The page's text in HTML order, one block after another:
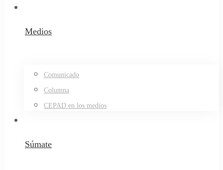
Medios
Comunicado
Columna
CEPAD en los medios
Súmate